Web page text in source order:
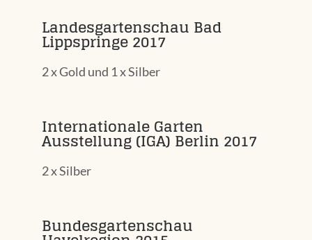
Landesgartenschau Bad
Lippspringe 2017
2 x Gold und 1 x Silber
Internationale Garten
Ausstellung (IGA) Berlin 2017
2 x Silber
Bundesgartenschau